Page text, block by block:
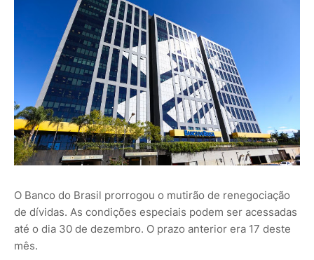
O Banco do Brasil prorrogou o mutirão de renegociação
de dívidas. As condições especiais podem ser acessadas
até o dia 30 de dezembro. O prazo anterior era 17 deste
mês.